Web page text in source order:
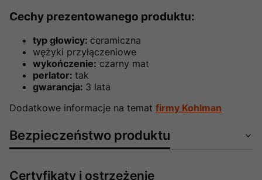
Cechy prezentowanego produktu:
typ głowicy: ceramiczna
wężyki przyłączeniowe
wykończenie: czarny mat
perlator: tak
gwarancja: 3 lata
Dodatkowe informacje na temat firmy Kohlman
Bezpieczeństwo produktu
Certyfikaty i ostrzeżenie